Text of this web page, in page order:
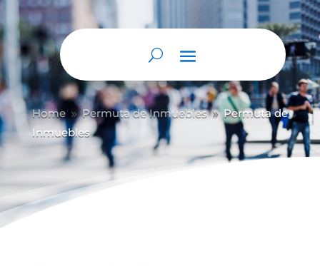
Home 9 Permuta de Inmuebles 9 Permuta de
Inmuebles